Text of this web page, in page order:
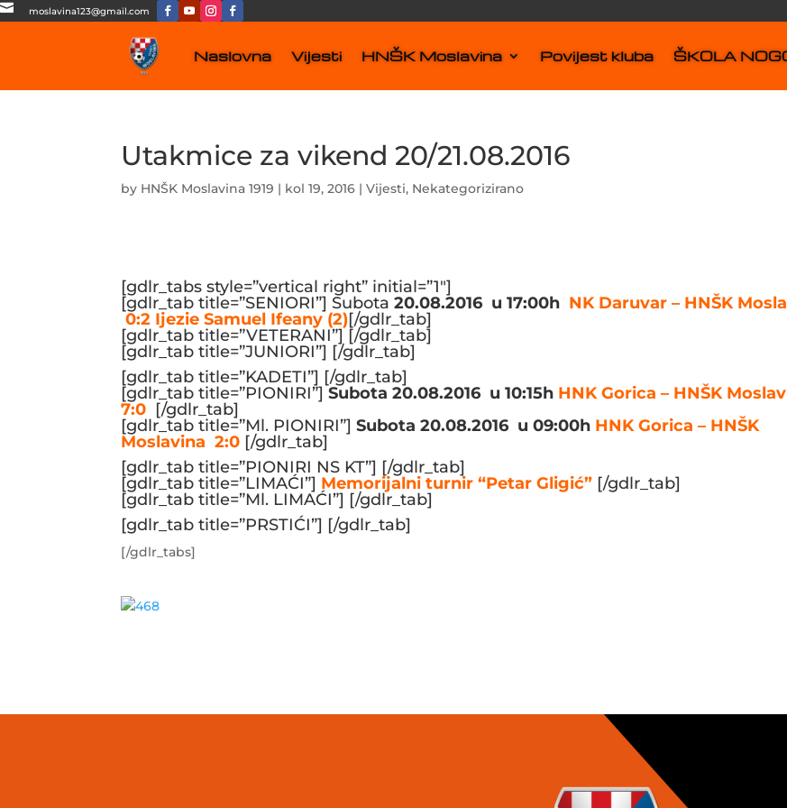
 moslavina123@gmail.com
Naslovna Vijesti HNŠK Moslavina Povijest kluba ŠKOLA
Utakmice za vikend 20/21.08.2016
by HNŠK Moslavina 1919 | kol 19, 2016 |Vijesti, Nekategorizirano
[gdlr_tabs style=”vertical right” initial=”1″]
[gdlr_tab title=”SENIORI”] Subota 20.08.2016 u 17:00h NK Daruvar – HNŠK
0:2 Ijezie Samuel Ifeany (2)[/gdlr_tab]
[gdlr_tab title=”VETERANI”] [/gdlr_tab]
[gdlr_tab title=”JUNIORI”] [/gdlr_tab]
[gdlr_tab title=”KADETI”] [/gdlr_tab]
[gdlr_tab title=”PIONIRI”] Subota 20.08.2016 u 10:15h HNK Gorica – HNŠK
7:0 [/gdlr_tab]
[gdlr_tab title=”Ml. PIONIRI”] Subota 20.08.2016 u 09:00h HNK Gorica – HNŠK
Moslavina 2:0 [/gdlr_tab]
[gdlr_tab title=”PIONIRI NS KT”] [/gdlr_tab]
[gdlr_tab title=”LIMAĆI”] Memorijalni turnir “Petar Gligić” [/gdlr_tab]
[gdlr_tab title=”Ml. LIMAĆI”] [/gdlr_tab]
[gdlr_tab title=”PRSTIĆI”] [/gdlr_tab]
[/gdlr_tabs]